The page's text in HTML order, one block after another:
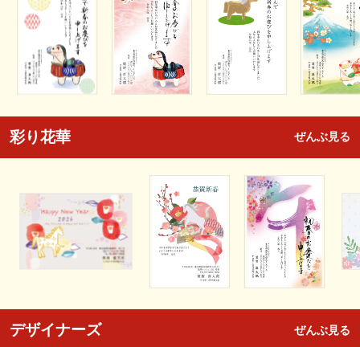
彩り花華 ぜんぶ見る
デザイナーズ ぜんぶ見る